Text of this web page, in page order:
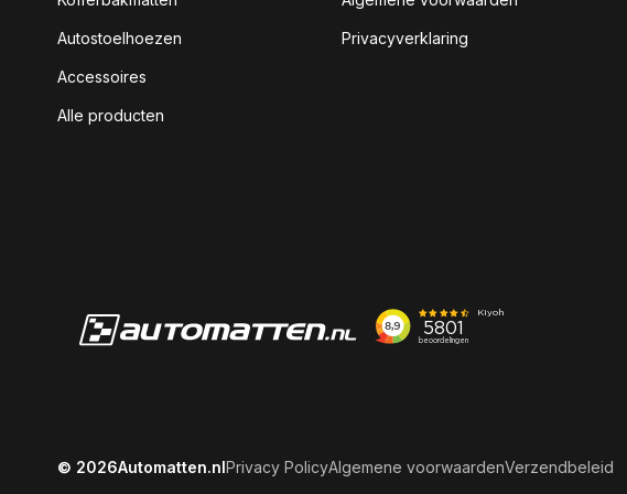
Autostoelhoezen
Accessoires
Alle producten
Privacyverklaring
© 2026Automatten.nl Privacy PolicyAlgemene voorwaardenVerzendbeleid